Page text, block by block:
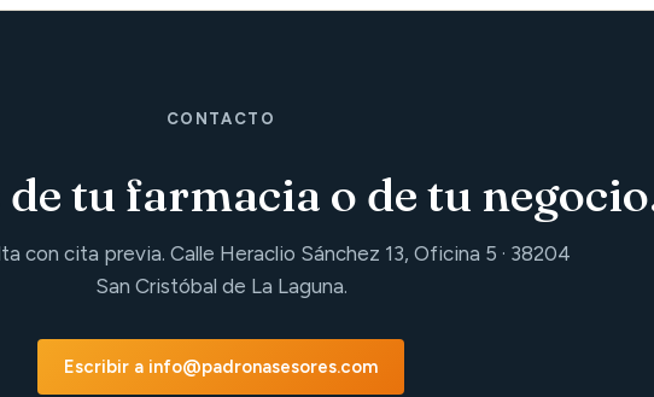
CONTACTO
tu farmacia o de tu
con cita previa. Calle Heraclio Sánchez 13, Oficina 5 · 38204
San Cristóbal de La Laguna.
Escribir a info@padronasesores.com